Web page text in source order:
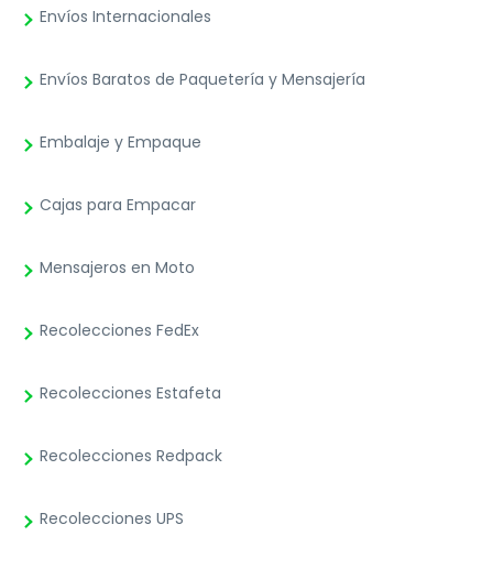
Envíos Internacionales
Envíos Baratos de Paquetería y Mensajería
Embalaje y Empaque
Cajas para Empacar
Mensajeros en Moto
Recolecciones FedEx
Recolecciones Estafeta
Recolecciones Redpack
Recolecciones UPS